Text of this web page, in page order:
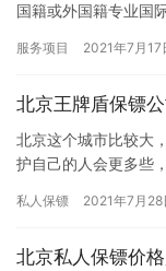
国籍或外国籍专业国
服务项目 2021年7月17
北京王牌盾保镖
北京这个城市比较大
护自己的人会更多些
公司的…
私人保镖 2021年7月28
北京私人保镖价